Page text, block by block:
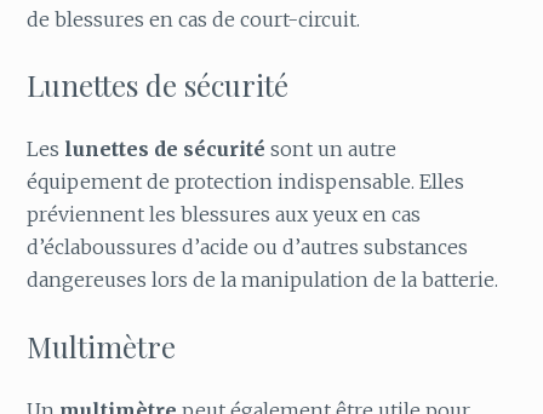
de blessures en cas de court-circuit.
Lunettes de sécurité
Les lunettes de sécurité sont un autre
équipement de protection indispensable. Elles
préviennent les blessures aux yeux en cas
d’éclaboussures d’acide ou d’autres substances
dangereuses lors de la manipulation de la batterie.
Multimètre